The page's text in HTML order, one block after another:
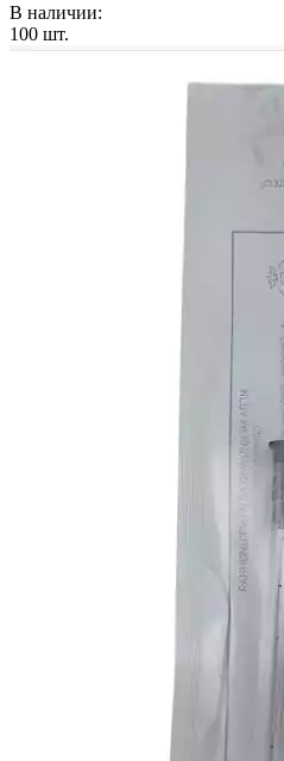
В наличии:
100 шт.